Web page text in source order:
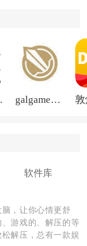
受与技巧，形
，让选择更有
版 galgame游戏盒子2026
软件库
，让你心情更舒
游戏的、解压的等
解压，总有一款娱